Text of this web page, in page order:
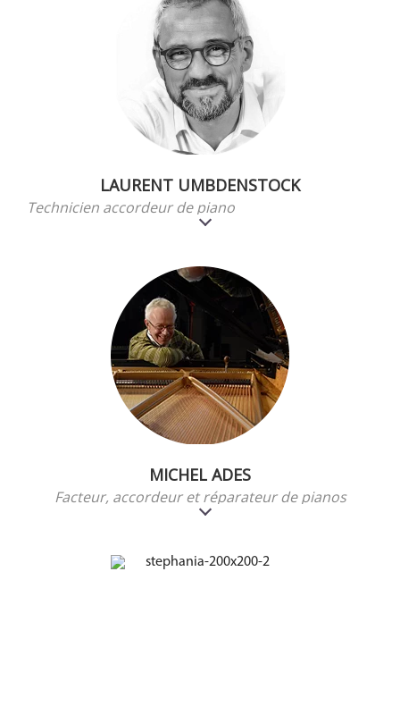
LAURENT UMBDENSTOCK
Technicien accordeur de piano
MICHEL ADES
Facteur, accordeur et réparateur de pianos